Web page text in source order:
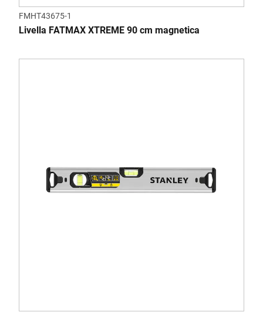
FMHT43675-1
Livella FATMAX XTREME 90 cm magnetica